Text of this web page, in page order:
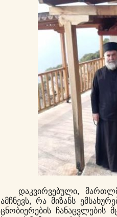
დაკვირვებული,
ამჩნევს, რა მიზანს
ცნობიერების ჩანაცვლების